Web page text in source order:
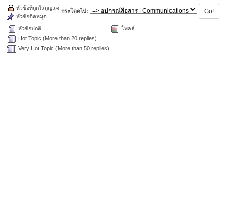
กระโดดไป:
หัวข้อปกติ
Hot Topic (More than 20 replies)
Very Hot Topic (More than 50 replies)
หัวข้อที่ถูกใส่กุญแจ
หัวข้อติดหมุด
โพลล์